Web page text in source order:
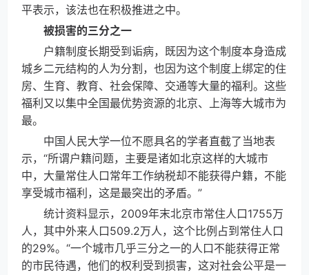
平表示，该法也在积极推进之中。
被损害的三分之一
户籍制度长期受到诟病，既因为这个制度本身造成
城乡二元结构的人为分割，也因为这个制度上绑定的住
房、生育、教育、社会保障、交通等大量的福利。这些
福利又以集中全国最优势资源的北京、上海等大城市为
最。
中国人民大学一位不愿具名的学者直截了当地表
示，“所谓户籍问题，主要是诸如北京这样的大城市
中，大量常住人口常年工作纳税却不能获得户籍，不能
享受城市福利，这是最突出的矛盾。”
统计资料显示，2009年末北京市常住人口1755万
人，其中外来人口509.2万人，这个比例占到常住人口
的29%。“一个城市几乎三分之一的人口不能获得正常
的市民待遇，他们的权利受到损害，这对社会公平是一